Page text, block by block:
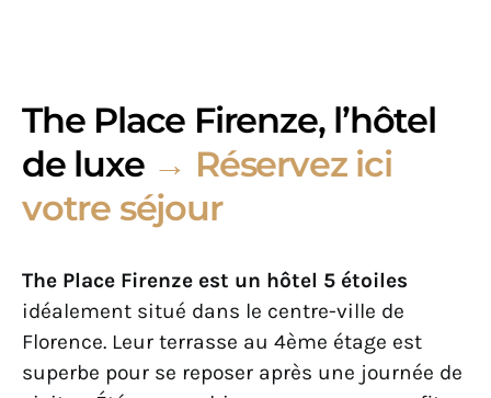
The Place Firenze, l’hôtel
de luxe → Réservez ici
votre séjour
The Place Firenze est un hôtel 5 étoiles
idéalement situé dans le centre-ville de
Florence. Leur terrasse au 4ème étage est
superbe pour se reposer après une journée de